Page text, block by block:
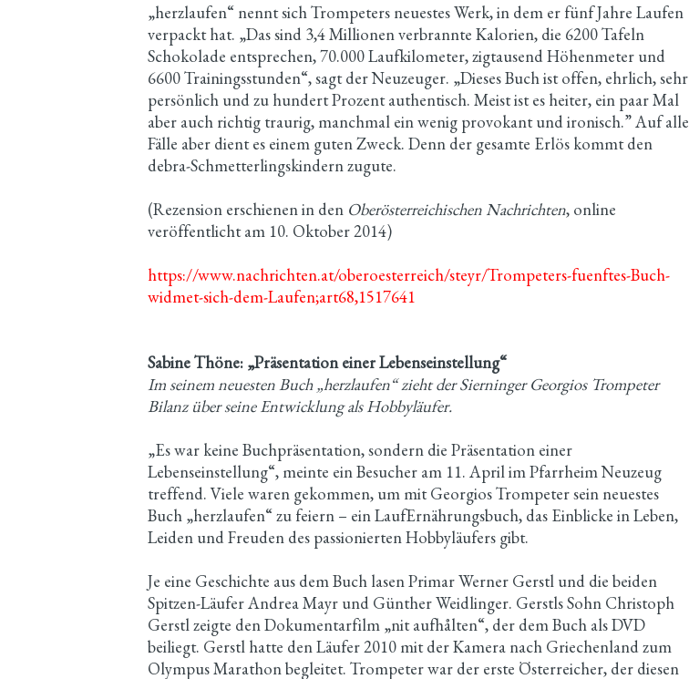
„herzlaufen“ nennt sich Trompeters neuestes Werk, in dem er fünf Jahre Laufen
verpackt hat. „Das sind 3,4 Millionen verbrannte Kalorien, die 6200 Tafeln
Schokolade entsprechen, 70.000 Laufkilometer, zigtausend Höhenmeter und
6600 Trainingsstunden“, sagt der Neuzeuger. „Dieses Buch ist offen, ehrlich, sehr
persönlich und zu hundert Prozent authentisch. Meist ist es heiter, ein paar Mal
aber auch richtig traurig, manchmal ein wenig provokant und ironisch.” Auf alle
Fälle aber dient es einem guten Zweck. Denn der gesamte Erlös kommt den
debra-Schmetterlingskindern zugute.
(Rezension erschienen in den Oberösterreichischen Nachrichten, online
veröffentlicht am 10. Oktober 2014)
https://www.nachrichten.at/oberoesterreich/steyr/Trompeters-fuenftes-Buch-
widmet-sich-dem-Laufen;art68,1517641
Sabine Thöne: „Präsentation einer Lebenseinstellung“
Im seinem neuesten Buch „herzlaufen“ zieht der Sierninger Georgios Trompeter
Bilanz über seine Entwicklung als Hobbyläufer.
„Es war keine Buchpräsentation, sondern die Präsentation einer
Lebenseinstellung“, meinte ein Besucher am 11. April im Pfarrheim Neuzeug
treffend. Viele waren gekommen, um mit Georgios Trompeter sein neuestes
Buch „herzlaufen“ zu feiern – ein LaufErnährungsbuch, das Einblicke in Leben,
Leiden und Freuden des passionierten Hobbyläufers gibt.
Je eine Geschichte aus dem Buch lasen Primar Werner Gerstl und die beiden
Spitzen-Läufer Andrea Mayr und Günther Weidlinger. Gerstls Sohn Christoph
Gerstl zeigte den Dokumentarfilm „nit aufhålten“, der dem Buch als DVD
beiliegt. Gerstl hatte den Läufer 2010 mit der Kamera nach Griechenland zum
Olympus Marathon begleitet. Trompeter war der erste Österreicher, der diesen